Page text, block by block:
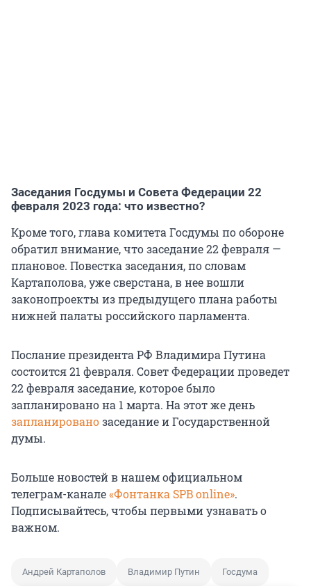
Заседания Госдумы и Совета Федерации 22
февраля 2023 года: что известно?
Кроме того, глава комитета Госдумы по обороне
обратил внимание, что заседание 22 февраля —
плановое. Повестка заседания, по словам
Картаполова, уже сверстана, в нее вошли
законопроекты из предыдущего плана работы
нижней палаты российского парламента.
Послание президента РФ Владимира Путина
состоится 21 февраля. Совет Федерации проведет
22 февраля заседание, которое было
запланировано на 1 марта. На этот же день
запланированозаседание и Государственной
думы.
Больше новостей в нашем официальном
телеграм-канале«Фонтанка SPB online».
Подписывайтесь, чтобы первыми узнавать о
важном.
Андрей Картаполов Владимир Путин Госдума